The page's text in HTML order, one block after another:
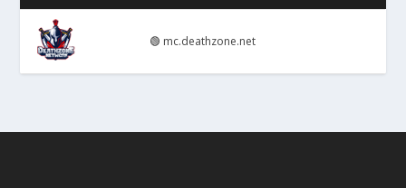
🟢 mc.deathzone.net